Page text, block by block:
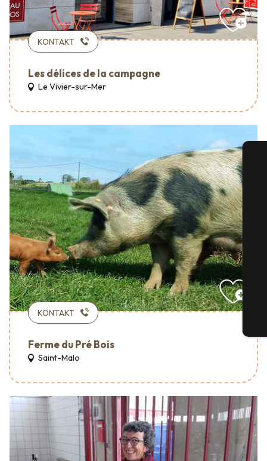
KONTAKT
Les délices de la campagne
Le Vivier-sur-Mer
KONTAKT
Ferme du Pré Bois
Saint-Malo